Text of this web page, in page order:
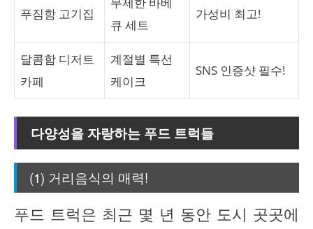
푸짐함 고기집
큐 세트
가성비 최고!
달콤함 디저트
카페
계절별 특선
케이크
SNS 인증샷 필수!
다양성을 자랑하는 푸드 트럭들
(1) 거리음식의 매력!
푸드 트럭은 최근 몇 년 동안 도시 곳곳에